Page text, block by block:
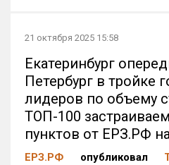
21 октября 2025 15:58
Екатеринбург
Петербург в тройке
лидеров по объему
ТОП-100
пунктов от ЕРЗ.РФ
ЕРЗ.РФ опубликовал